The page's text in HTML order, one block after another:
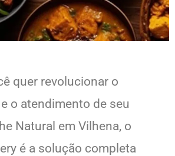
quer revolucionar o
o atendimento de seu
Natural em Vilhena, o
é a solução completa